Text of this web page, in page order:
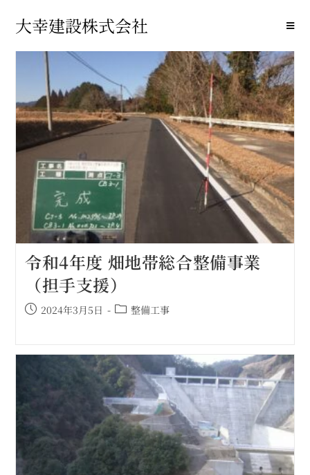
大幸建設株式会社
令和4年度 畑地帯総合整備事業
（担手支援）
2024年3月5日 整備工事